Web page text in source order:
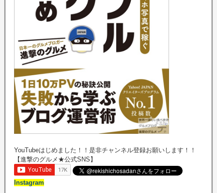
YouTubeはじめました！！是非チャンネル登録お願いします！！
【進撃のグルメ★公式SNS】
Instagram